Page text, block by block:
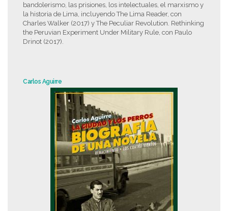
bandolerismo, las prisiones, los intelectuales, el marxismo y
la historia de Lima, incluyendo The Lima Reader, con
Charles Walker (2017) y The Peculiar Revolution. Rethinking
the Peruvian Experiment Under Military Rule, con Paulo
Drinot (2017).
Carlos Aguirre